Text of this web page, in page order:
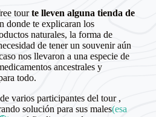
tourte lleven alguna tienda de
donde te explicaran los
naturales, la forma de
de tener un souvenir aún
nos llevaron a una especie de
ancestrales y
todo.
varios participantes del tour ,
solución para sus males(esa